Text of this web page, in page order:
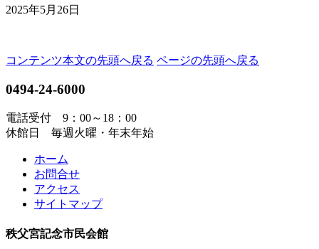
2025年5月26日
コンテンツ本文の先頭へ戻る ページの先頭へ戻る
0494-24-6000
電話受付 9：00～18：00
休館日 毎週火曜・年末年始
ホーム
お問合せ
アクセス
サイトマップ
秩父宮記念市民会館